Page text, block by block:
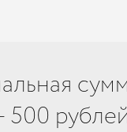
500